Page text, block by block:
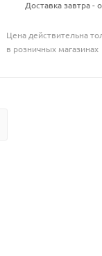
Доставка завтра -
Цена действительна
в розничных магазинах